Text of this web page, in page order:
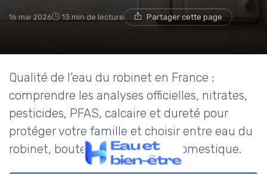
16 mai 2026 13 min de lecture Partager cette page
Qualité de l’eau du robinet en France :
comprendre les analyses officielles, nitrates,
pesticides, PFAS, calcaire et dureté pour
protéger votre famille et choisir entre eau du
robinet, bouteilles et filtration domestique.